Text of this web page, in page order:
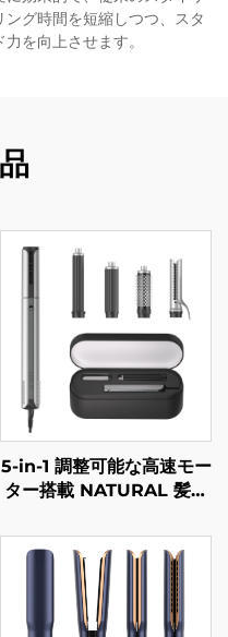
グ時間を短縮しつつ、スタ
を向上させます。
5-in-1 調整可能な高速モー
ター搭載 NATURAL 髪の
トレートアイロン 髪のケ
ア用ドライヤー マルチス
タイラー